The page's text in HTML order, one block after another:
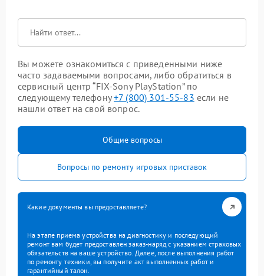
Вы можете ознакомиться с приведенными ниже
часто задаваемыми вопросами, либо обратиться в
сервисный центр “FIX-Sony PlayStation” по
следующему телефону+7 (800) 301-55-83 если не
нашли ответ на свой вопрос.
Общие вопросы
Вопросы по ремонту игровых приставок
Какие документы вы предоставляете?
На этапе приема устройства на диагностику и последующий
ремонт вам будет предоставлен заказ-наряд с указанием страховых
обязательств на ваше устройство. Далее, после выполнения работ
по ремонту техники, вы получите акт выполненных работ и
гарантийный талон.